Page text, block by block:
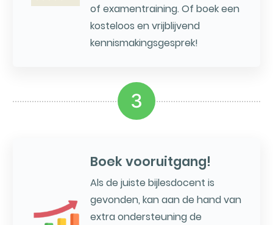
of examentraining. Of boek een
kosteloos en vrijblijvend
kennismakingsgesprek!
3
Boek vooruitgang!
Als de juiste bijlesdocent is
gevonden, kan aan de hand van
extra ondersteuning de